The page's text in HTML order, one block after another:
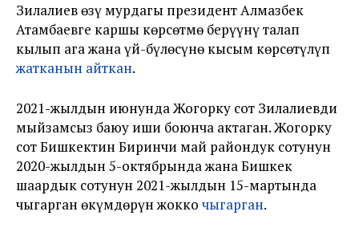
Зилалиев өзү мурдагы президент Алмазбек
Атамбаевге каршы көрсөтмө берүүнү талап
кылып ага жана үй-бүлөсүнө кысым көрсөтүлүп
жатканын айткан.
2021-жылдын июнунда Жогорку сот Зилалиевди
мыйзамсыз баюу иши боюнча актаган. Жогорку
сот Бишкектин Биринчи май райондук сотунун
2020-жылдын 5-октябрында жана Бишкек
шаардык сотунун 2021-жылдын 15-мартында
чыгарган өкүмдөрүн жокко чыгарган.